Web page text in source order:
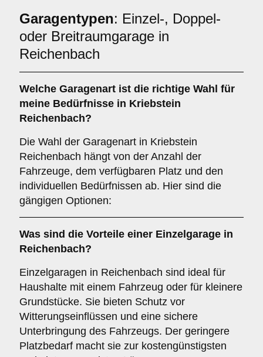
Garagentypen: Einzel-, Doppel-
oder Breitraumgarage in
Reichenbach
Welche Garagenart ist die richtige Wahl für
meine Bedürfnisse in Kriebstein
Reichenbach?
Die Wahl der Garagenart in Kriebstein
Reichenbach hängt von der Anzahl der
Fahrzeuge, dem verfügbaren Platz und den
individuellen Bedürfnissen ab. Hier sind die
gängigen Optionen:
Was sind die Vorteile einer Einzelgarage in
Reichenbach?
Einzelgaragen in Reichenbach sind ideal für
Haushalte mit einem Fahrzeug oder für kleinere
Grundstücke. Sie bieten Schutz vor
Witterungseinflüssen und eine sichere
Unterbringung des Fahrzeugs. Der geringere
Platzbedarf macht sie zur kostengünstigsten